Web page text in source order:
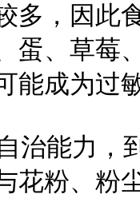
多，因此
蛋、草莓
能成为过
治能力，
花粉、粉